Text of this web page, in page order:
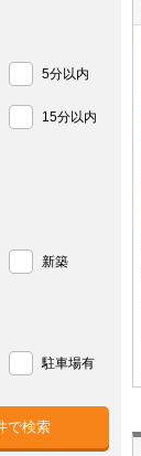
5分以内
15分以内
新築
駐車場有